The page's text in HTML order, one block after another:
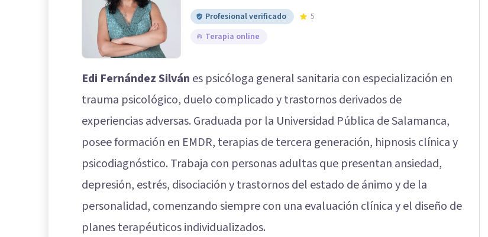
Profesional verificado
5
Terapia online
Edi Fernández Silván es psicóloga general sanitaria con especialización en
trauma psicológico, duelo complicado y trastornos derivados de
experiencias adversas. Graduada por la Universidad Pública de Salamanca,
posee formación en EMDR, terapias de tercera generación, hipnosis clínica y
psicodiagnóstico. Trabaja con personas adultas que presentan ansiedad,
depresión, estrés, disociación y trastornos del estado de ánimo y de la
personalidad, comenzando siempre con una evaluación clínica y el diseño de
planes terapéuticos individualizados.